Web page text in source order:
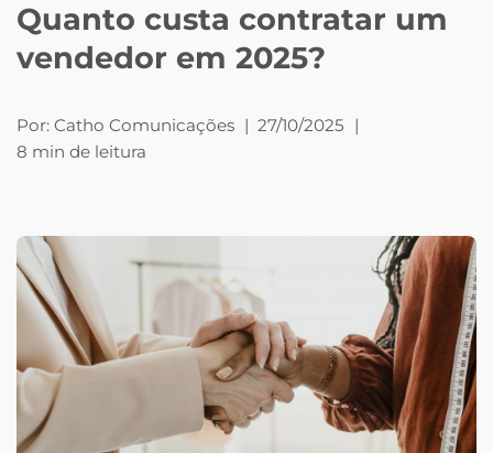
Quanto custa contratar um
vendedor em 2025?
Por: Catho Comunicações | 27/10/2025 |
8 min de leitura